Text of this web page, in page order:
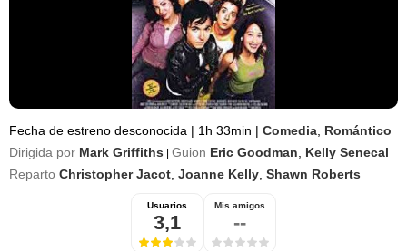
Fecha de estreno desconocida | 1h 33min | Comedia Romántico
Dirigida por Mark Griffiths Guion Eric Goodman
Kelly Senecal
Reparto Christopher Jacot Joanne Kelly Shawn Roberts
Usuarios
3,1
Mis amigos
--